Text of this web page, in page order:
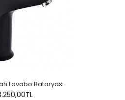
Lavabo Bataryası